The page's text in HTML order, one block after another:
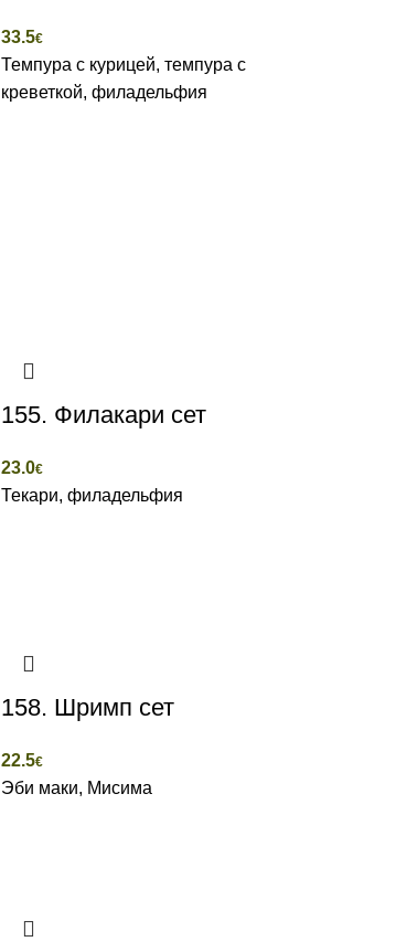
33.5€
Темпура с курицей, темпура с
креветкой, филадельфия
155. Филакари сет
23.0€
Текари, филадельфия
158. Шримп сет
22.5€
Эби маки, Мисима